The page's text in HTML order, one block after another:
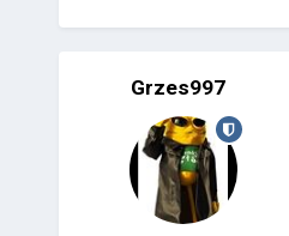
Grzes997